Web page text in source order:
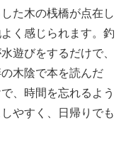
た木の桟橋が点在し
く感じられます。釣
遊びをするだけで、
木陰で本を読んだ
、時間を忘れるよう
やすく、日帰りでも